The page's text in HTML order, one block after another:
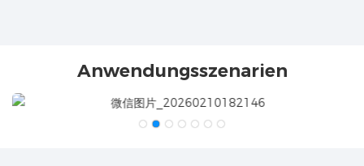
Anwendungsszenarien